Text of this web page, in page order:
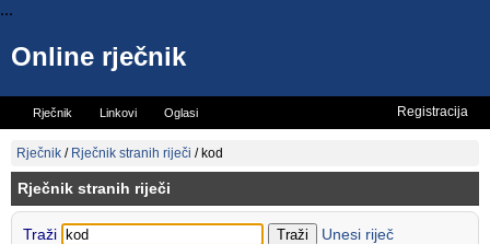
...
Online rječnik
Rječnik Linkovi Oglasi
Vicevi Mini rječnik
Registracija
Rječnik / Rječnik stranih riječi / kod
Rječnik stranih riječi
Traži Unesi riječ